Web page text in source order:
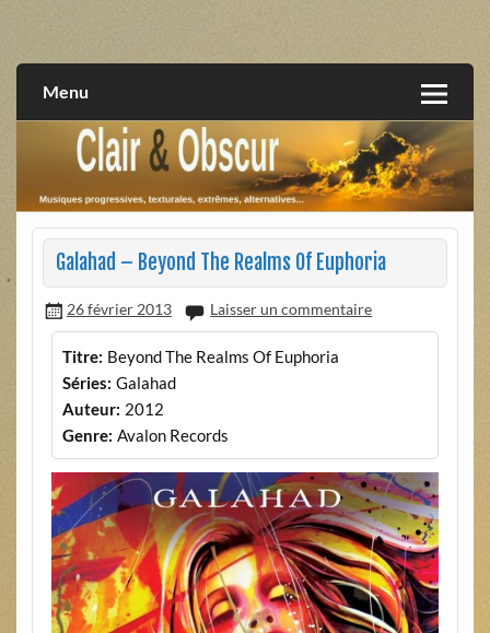
extrêmes, alternatives, texturales
Menu
Galahad – Beyond The Realms Of Euphoria
26 février 2013 Laisser un commentaire
Titre: Beyond The Realms Of Euphoria
Séries: Galahad
Auteur: 2012
Genre: Avalon Records